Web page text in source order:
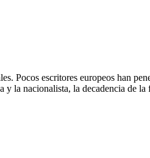
Pocos escritores europeos han
la nacionalista, la decadencia de la